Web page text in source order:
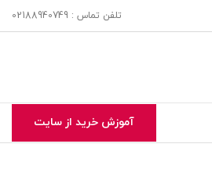
تلفن تماس : 02188940749
آموزش خرید از سایت